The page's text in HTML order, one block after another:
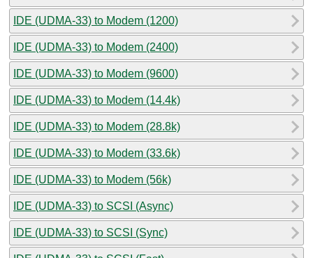
IDE (UDMA-33) to Modem (1200)
IDE (UDMA-33) to Modem (2400)
IDE (UDMA-33) to Modem (9600)
IDE (UDMA-33) to Modem (14.4k)
IDE (UDMA-33) to Modem (28.8k)
IDE (UDMA-33) to Modem (33.6k)
IDE (UDMA-33) to Modem (56k)
IDE (UDMA-33) to SCSI (Async)
IDE (UDMA-33) to SCSI (Sync)